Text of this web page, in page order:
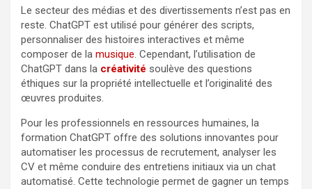
Le secteur des médias et des divertissements n’est pas en
reste. ChatGPT est utilisé pour générer des scripts,
personnaliser des histoires interactives et même
composer de la musique. Cependant, l’utilisation de
ChatGPT dans la créativité soulève des questions
éthiques sur la propriété intellectuelle et l’originalité des
œuvres produites.
Pour les professionnels en ressources humaines, la
formation ChatGPT offre des solutions innovantes pour
automatiser les processus de recrutement, analyser les
CV et même conduire des entretiens initiaux via un chat
automatisé. Cette technologie permet de gagner un temps